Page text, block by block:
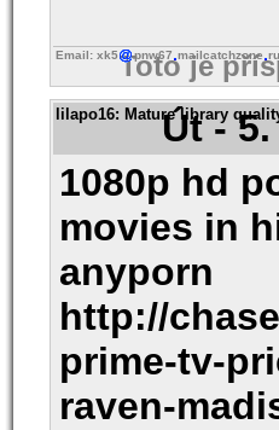
Email: xk5 pnw67 mailcatchzone
Toto je
lilapo16: Mature library
Út -
1080p hd
movies in
anyporn
http://
prime-tv-
raven-